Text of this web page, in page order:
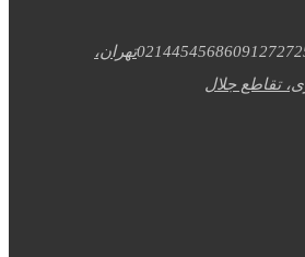
02144545686تهران،